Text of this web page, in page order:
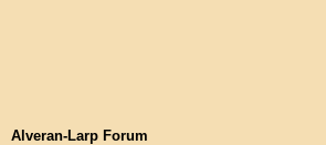
Alveran-Larp Forum